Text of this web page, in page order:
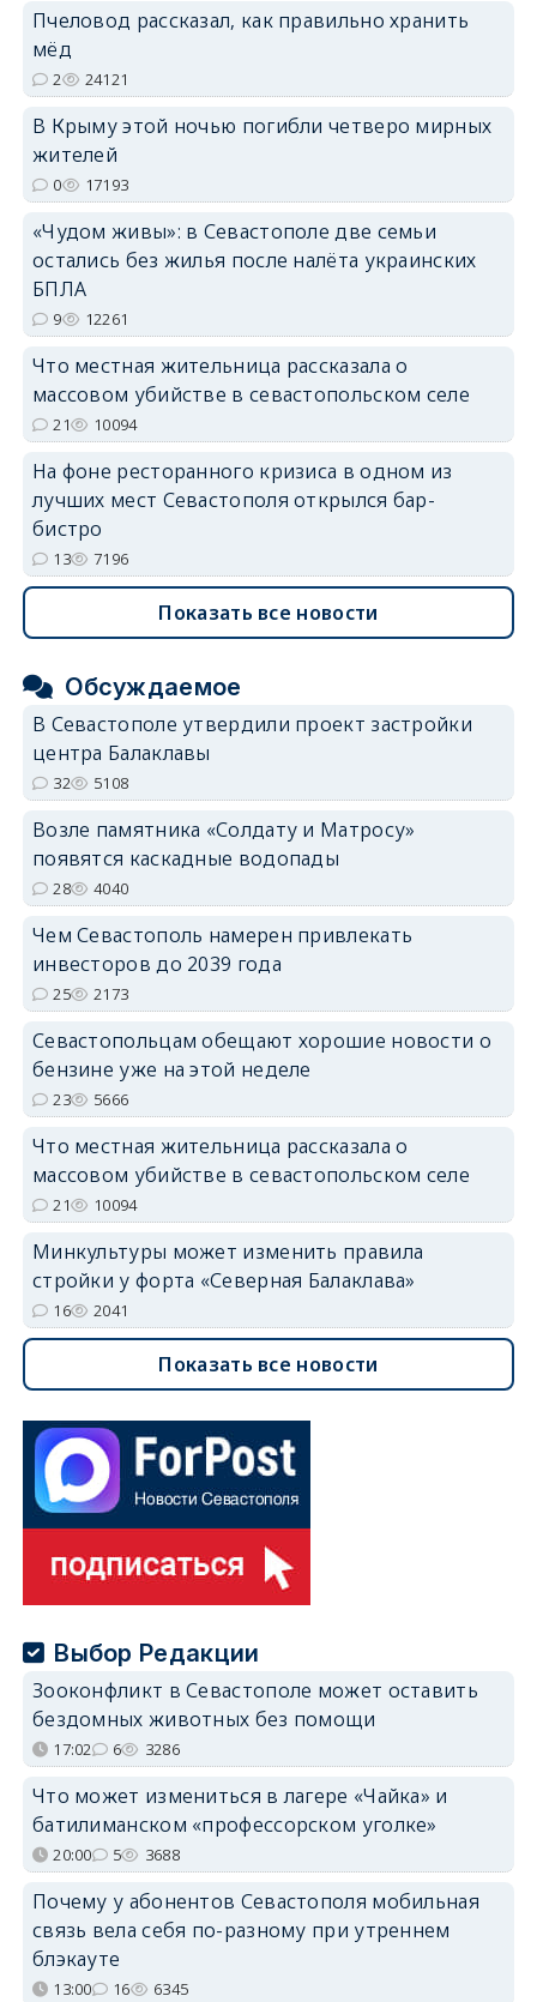
erid: 2SDnjdPjgYS
erid: 2SDnjdvhGXG
Пчеловод рассказал, как правильно хранить
мёд
2 24121
В Крыму этой ночью погибли четверо мирных
жителей
0 17193
«Чудом живы»: в Севастополе две семьи
остались без жилья после налёта украинских
БПЛА
9 12261
Что местная жительница рассказала о
массовом убийстве в севастопольском селе
21 10094
На фоне ресторанного кризиса в одном из
лучших мест Севастополя открылся бар-
бистро
13 7196
Показать все новости
Обсуждаемое
В Севастополе утвердили проект застройки
центра Балаклавы
32 5108
Возле памятника «Солдату и Матросу»
появятся каскадные водопады
28 4040
Чем Севастополь намерен привлекать
инвесторов до 2039 года
25 2173
Севастопольцам обещают хорошие новости о
бензине уже на этой неделе
23 5666
Что местная жительница рассказала о
массовом убийстве в севастопольском селе
21 10094
Минкультуры может изменить правила
стройки у форта «Северная Балаклава»
16 2041
Показать все новости
Выбор Редакции
Зооконфликт в Севастополе может оставить
бездомных животных без помощи
17:02 6 3286
Что может измениться в лагере «Чайка» и
батилиманском «профессорском уголке»
20:00 5 3688
Почему у абонентов Севастополя мобильная
связь вела себя по-разному при утреннем
блэкауте
13:00 16 6345